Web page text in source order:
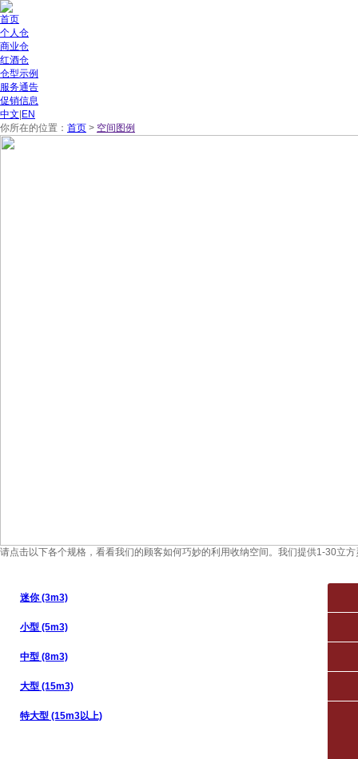
首页
个人仓
商业仓
红酒仓
仓型示例
服务通告
促销信息
中文 EN
你所在的位置： 首页 > 空间图例
请点击以下各个规格，看看我们的顾客如何巧妙的利用收纳空间。我们提供1-30立
迷你 (3m3)
小型 (5m3)
中型 (8m3)
大型 (15m3)
特大型 (15m3以上)